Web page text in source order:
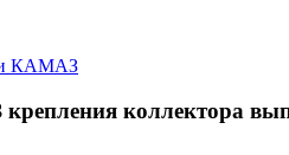
КАМАЗ
коллектора